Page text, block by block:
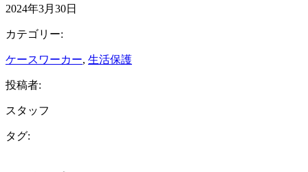
2024年3月30日
カテゴリー:
ケースワーカー, 生活保護
投稿者:
スタッフ
タグ: